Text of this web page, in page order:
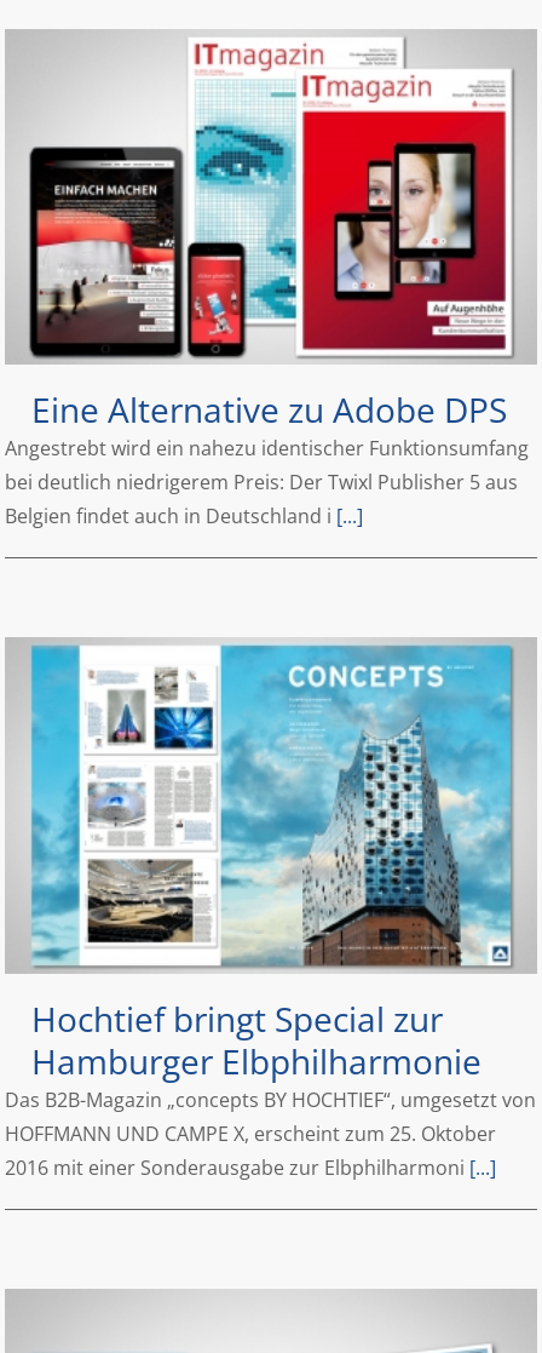
Eine Alternative zu Adobe DPS
Angestrebt wird ein nahezu identischer Funktionsumfang
bei deutlich niedrigerem Preis: Der Twixl Publisher 5 aus
Belgien findet auch in Deutschland i [...]
Hochtief bringt Special zur
Hamburger Elbphilharmonie
Das B2B-Magazin „concepts BY HOCHTIEF“, umgesetzt von
HOFFMANN UND CAMPE X, erscheint zum 25. Oktober
2016 mit einer Sonderausgabe zur Elbphilharmoni [...]